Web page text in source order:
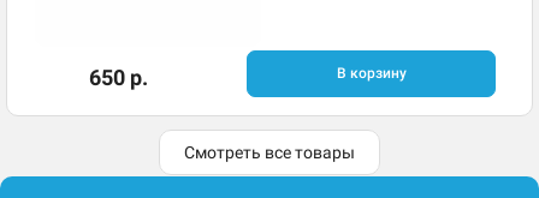
650 р. В корзину
Смотреть все товары